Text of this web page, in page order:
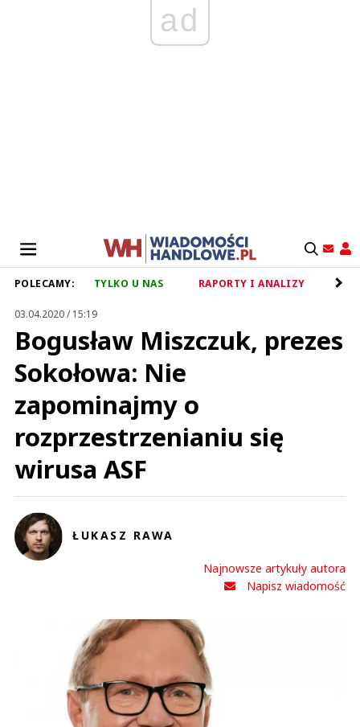
ad
POLECAMY: TYLKO U NAS RAPORTY I ANALIZY
03.04.2020 / 15:19
Bogusław Miszczuk, prezes
Sokołowa: Nie
zapominajmy o
rozprzestrzenianiu się
wirusa ASF
ŁUKASZ RAWA
Najnowsze artykuły autora
Napisz wiadomość